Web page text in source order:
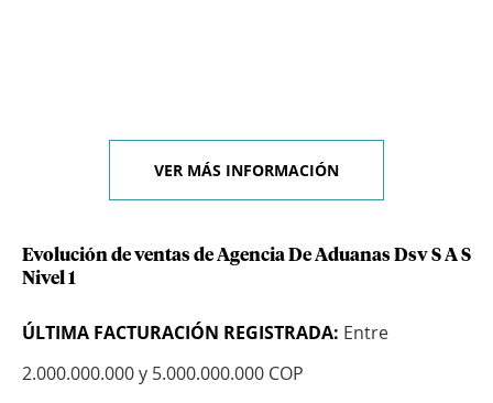
VER MÁS INFORMACIÓN
Evolución de ventas de Agencia De Aduanas Dsv S A S
Nivel 1
ÚLTIMA FACTURACIÓN REGISTRADA: Entre
2.000.000.000 y 5.000.000.000 COP